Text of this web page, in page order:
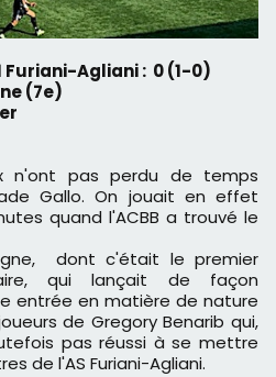
1 Furiani-Agliani : 0 (1-0)
(7e)
n'ont pas perdu de temps
Gallo. On jouait en effet
quand l'ACBB a trouvé le
dont c'était le premier
qui lançait de façon
entrée en matière de nature
de Gregory Benarib qui,
pas réussi à se mettre
de l'AS Furiani-Agliani.